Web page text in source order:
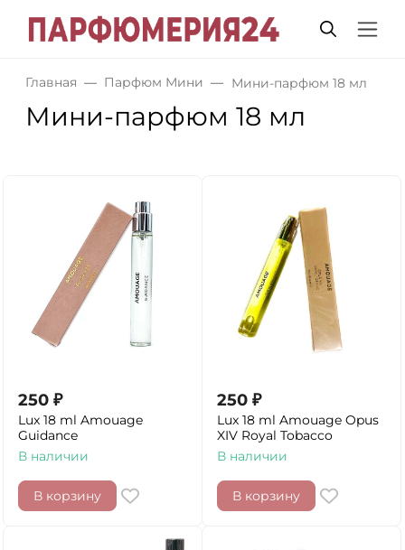
Главная Парфюм Мини Мини-парфюм 18 мл
Мини-парфюм 18 мл
250 ₽
Lux 18 ml Amouage
Guidance
В наличии
В корзину
250 ₽
Lux 18 ml Amouage Opus
XIV Royal Tobacco
В наличии
В корзину